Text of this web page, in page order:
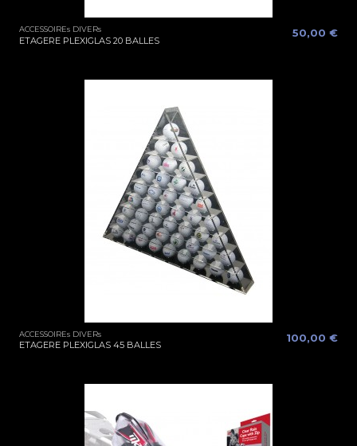
ACCESSOIREs DIVERs
ETAGERE PLEXIGLAS 20 BALLES
50,00 €
ACCESSOIREs DIVERs
ETAGERE PLEXIGLAS 45 BALLES
100,00 €